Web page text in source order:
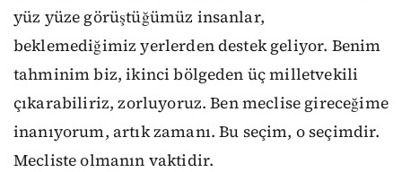
yüz yüze görüştüğümüz insanlar,
beklemediğimiz yerlerden destek geliyor. Benim
tahminim biz, ikinci bölgeden üç milletvekili
çıkarabiliriz, zorluyoruz. Ben meclise gireceğime
inanıyorum, artık zamanı. Bu seçim, o seçimdir.
Mecliste olmanın vaktidir.